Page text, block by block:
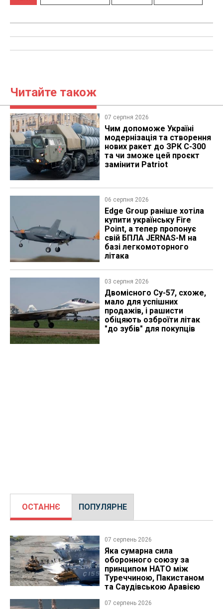
Читайте також
07 серпня 2026
Чим допоможе Україні
модернізація та створення
нових ракет до ЗРК С-300
та чи зможе цей проєкт
замінити Patriot
06 серпня 2026
Edge Group раніше хотіла
купити українську Fire
Point, а тепер пропонує
свій БПЛА JERNAS-M на
базі легкомоторного
літака
03 серпня 2026
Двомісного Су-57, схоже,
мало для успішних
продажів, і рашисти
обіцяють озброїти літак
"до зубів" для покупців
ОСТАННЄ ПОПУЛЯРНЕ
07 серпень 2026
Яка сумарна сила
оборонного союзу за
принципом НАТО між
Туреччиною, Пакистаном
та Саудівською Аравією
07 серпень 2026